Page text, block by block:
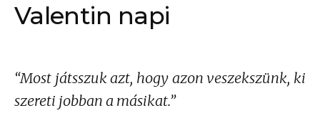
Valentin napi
“Most játsszuk azt, hogy azon veszekszünk, ki
szereti jobban a másikat.”